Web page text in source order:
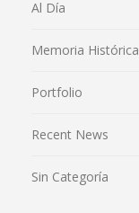
Al Día
Memoria Histórica
Portfolio
Recent News
Sin Categoría